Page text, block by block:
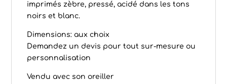
imprimés zèbre, pressé, acidé dans les tons
noirs et blanc.
Dimensions: aux choix
Demandez un devis pour tout sur-mesure ou
personnalisation
Vendu avec son oreiller